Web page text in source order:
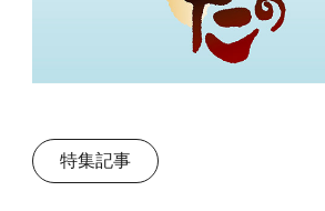
特集記事